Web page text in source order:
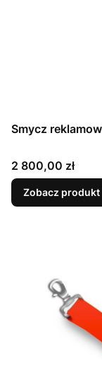
Smycz
Cena
2 800,00 zł
Zobacz produkt